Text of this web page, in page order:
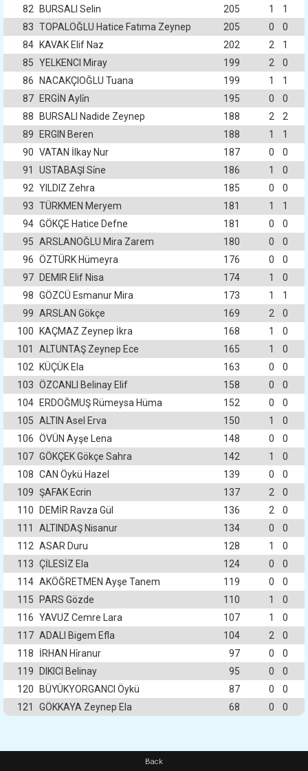
82
BURSALI Selin 205 1
1
83 TOPALOĞLU Hatice Fatıma Zeynep 205 0
0
84
KAVAK Elif Naz 202 2
1
85 YELKENCI Miray 199 2
0
86
NACAKÇIOĞLU Tuana 199 1
1
87
ERGİN Ayli̇n 195 0
0
88
BURSALI Nadide Zeynep 188 2
2
89
ERGIN Beren 188 1
1
90 VATAN İlkay Nur 187 0
0
91
USTABAŞI Si̇ne 186 1
0
92 YILDIZ Zehra 185 0
0
93 TÜRKMEN Meryem 181 1
1
94 GÖKÇE Hatice Defne 181 0
0
95 ARSLANOĞLU Mira Zarem 180 0
0
96 ÖZTÜRK Hümeyra 176 0
0
97
DEMIR Elif Nisa 174 1
0
98 GÖZCÜ Esmanur Mira 173 1
1
99 ARSLAN Gökçe 169 2
0
100
KAÇMAZ Zeynep İkra 168 1
0
101
ALTUNTAŞ Zeynep Ece 165 1
0
102
KÜÇÜK Ela 163 0
0
103 ÖZCANLI Belinay Elif 158 0
0
104
ERDOĞMUŞ Rümeysa Hüma 152 0
0
105 ALTIN Asel Erva 150 1
0
106 ÖVÜN Ayşe Lena 148 0
0
107 GÖKÇEK Gökçe Sahra 142 1
0
108 CAN Öykü Hazel 139 0
0
109 ŞAFAK Ecrin 137 2
0
110
DEMİR Ravza Gül 136 2
0
111
ALTINDAŞ Nisanur 134 0
0
112 ASAR Duru 128 1
0
113 ÇİLESİZ Ela 124 0
0
114 AKÖĞRETMEN Ayşe Tanem 119 0
0
115
PARS Gözde 110 1
0
116 YAVUZ Cemre Lara 107 1
0
117 ADALI Bigem Efla 104 2
0
118
İRHAN Hi̇ranur 97 0
0
119
DIKICI Belinay 95 0
0
120
BÜYÜKYORGANCI Öykü 87 0
0
121
GÖKKAYA Zeynep Ela 68 0 0
Back